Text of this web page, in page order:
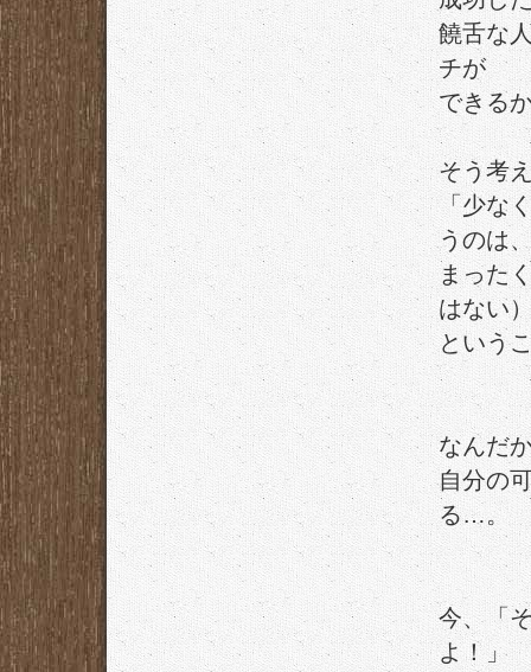
饒舌な
チが
できる
そう考
「少な
うのは
まった
はない
という
なんだ
自分の
る…。
今、「
よ！」